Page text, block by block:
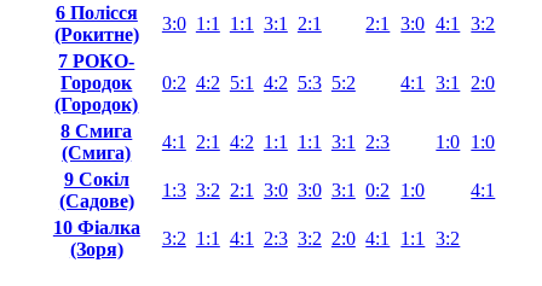
6 Полісся
(Рокитне)
3:0 1:1 1:1 3:1 2:1 2:1 3:0 4:1
3:2
7 РОКО-
Городок
(Городок)
0:2 4:2 5:1 4:2 5:3 5:2 4:1 3:1 2:0
8 Смига
(Смига)
4:1 2:1 4:2 1:1 1:1 3:1 2:3 1:0 1:0
9 Сокіл
(Садове)
1:3 3:2 2:1 3:0 3:0 3:1 0:2 1:0
4:1
10 Фіалка
(Зоря)
3:2 1:1 4:1 2:3 3:2 2:0 4:1 1:1 3:2